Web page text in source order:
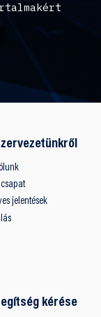
jelentések
kérése